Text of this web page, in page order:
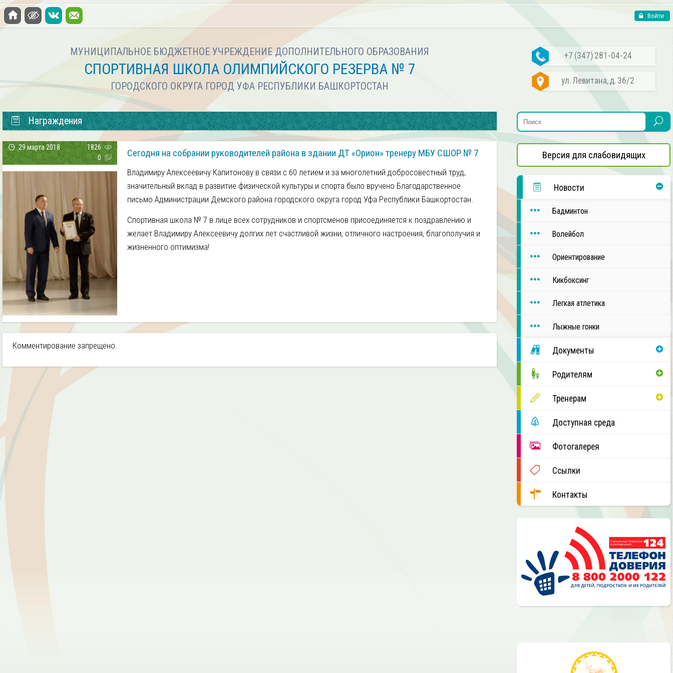
Войти
МУНИЦИПАЛЬНОЕ БЮДЖЕТНОЕ УЧРЕЖДЕНИЕ ДОПОЛНИТЕЛЬНОГО ОБРАЗОВАНИЯ
СПОРТИВНАЯ ШКОЛА ОЛИМПИЙСКОГО РЕЗЕРВА № 7
ГОРОДСКОГО ОКРУГА ГОРОД УФА РЕСПУБЛИКИ БАШКОРТОСТАН
+7 (347) 281-04-24
ул. Левитана, д. 36/2
Версия для слабовидящих
Новости
Бадминтон
Волейбол
Ориентирование
Кикбоксинг
Легкая атлетика
Лыжные гонки
Документы
Родителям
Тренерам
Доступная среда
Фотогалерея
Ссылки
Контакты
Награждения
29 марта 2018
1826
0
Сегодня на собрании руководителей района в здании ДТ «Орион» тренеру МБУ СШОР № 7
Владимиру Алексеевичу Капитонову в связи с 60 летием и за многолетний добросовестный труд,
значительный вклад в развитие физической культуры и спорта было вручено Благодарственное
письмо Администрации Демского района городского округа город Уфа Республики Башкортостан.
Спортивная школа № 7 в лице всех сотрудников и спортсменов присоединяется к поздравлению и
желает Владимиру Алексеевичу долгих лет счастливой жизни, отличного настроения, благополучия и
жизненного оптимизма!
Комментирование запрещено.